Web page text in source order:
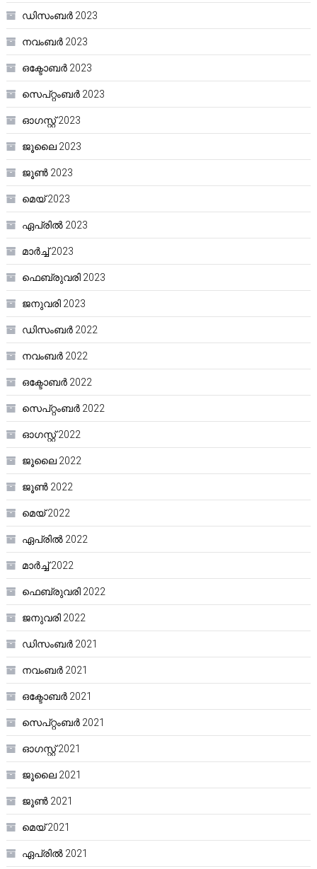
ഡിസംബർ 2023
നവംബർ 2023
ഒക്ടോബർ 2023
സെപ്റ്റംബർ 2023
ഓഗസ്റ്റ്‌ 2023
ജൂലൈ 2023
ജൂൺ 2023
മെയ്‌ 2023
ഏപ്രിൽ 2023
മാർച്ച്‌ 2023
ഫെബ്രുവരി 2023
ജനുവരി 2023
ഡിസംബർ 2022
നവംബർ 2022
ഒക്ടോബർ 2022
സെപ്റ്റംബർ 2022
ഓഗസ്റ്റ്‌ 2022
ജൂലൈ 2022
ജൂൺ 2022
മെയ്‌ 2022
ഏപ്രിൽ 2022
മാർച്ച്‌ 2022
ഫെബ്രുവരി 2022
ജനുവരി 2022
ഡിസംബർ 2021
നവംബർ 2021
ഒക്ടോബർ 2021
സെപ്റ്റംബർ 2021
ഓഗസ്റ്റ്‌ 2021
ജൂലൈ 2021
ജൂൺ 2021
മെയ്‌ 2021
ഏപ്രിൽ 2021